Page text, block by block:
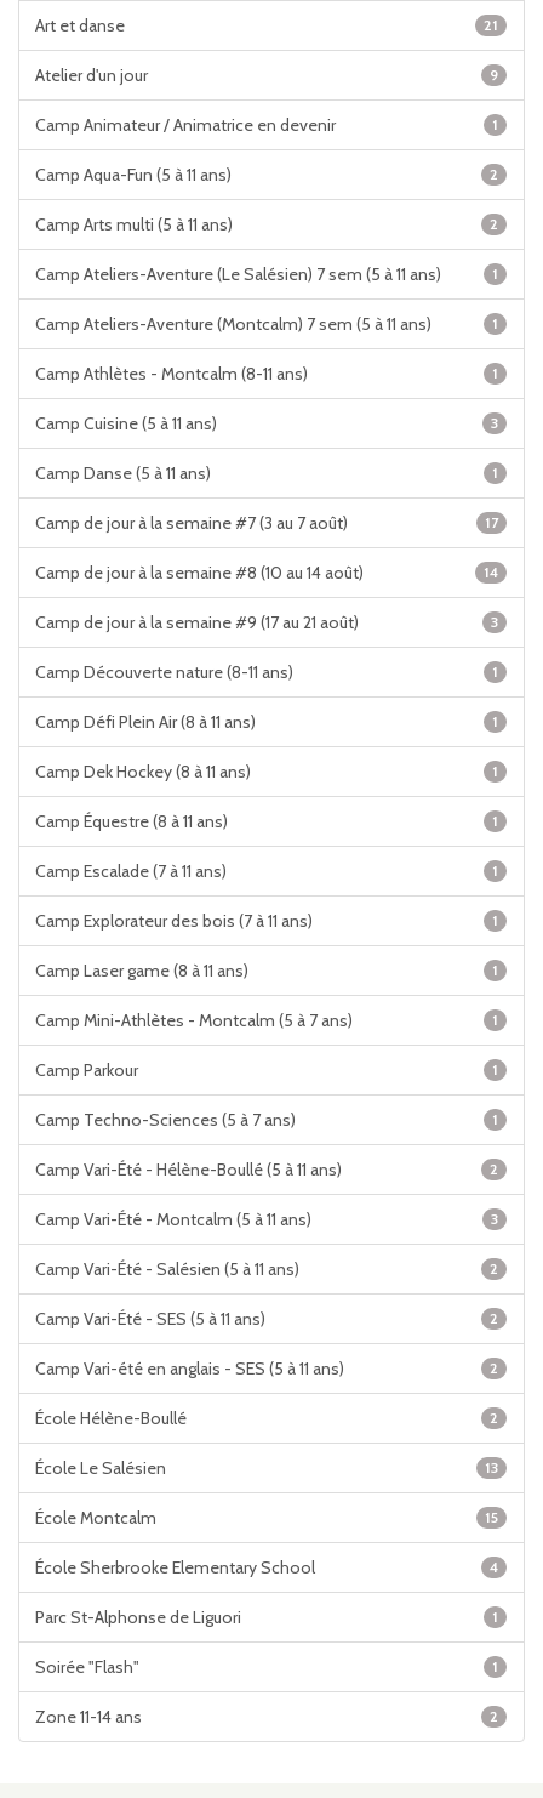
Art et danse 21
Atelier d'un jour 9
Camp Animateur / Animatrice en devenir 1
Camp Aqua-Fun (5 à 11 ans) 2
Camp Arts multi (5 à 11 ans) 2
Camp Ateliers-Aventure (Le Salésien) 7 sem (5 à 11 ans) 1
Camp Ateliers-Aventure (Montcalm) 7 sem (5 à 11 ans) 1
Camp Athlètes - Montcalm (8-11 ans) 1
Camp Cuisine (5 à 11 ans) 3
Camp Danse (5 à 11 ans) 1
Camp de jour à la semaine #7 (3 au 7 août) 17
Camp de jour à la semaine #8 (10 au 14 août) 14
Camp de jour à la semaine #9 (17 au 21 août) 3
Camp Découverte nature (8-11 ans) 1
Camp Défi Plein Air (8 à 11 ans) 1
Camp Dek Hockey (8 à 11 ans) 1
Camp Équestre (8 à 11 ans) 1
Camp Escalade (7 à 11 ans) 1
Camp Explorateur des bois (7 à 11 ans) 1
Camp Laser game (8 à 11 ans) 1
Camp Mini-Athlètes - Montcalm (5 à 7 ans) 1
Camp Parkour 1
Camp Techno-Sciences (5 à 7 ans) 1
Camp Vari-Été - Hélène-Boullé (5 à 11 ans) 2
Camp Vari-Été - Montcalm (5 à 11 ans) 3
Camp Vari-Été - Salésien (5 à 11 ans) 2
Camp Vari-Été - SES (5 à 11 ans) 2
Camp Vari-été en anglais - SES (5 à 11 ans) 2
École Hélène-Boullé 2
École Le Salésien 13
École Montcalm 15
École Sherbrooke Elementary School 4
Parc St-Alphonse de Liguori 1
Soirée "Flash" 1
Zone 11-14 ans 2